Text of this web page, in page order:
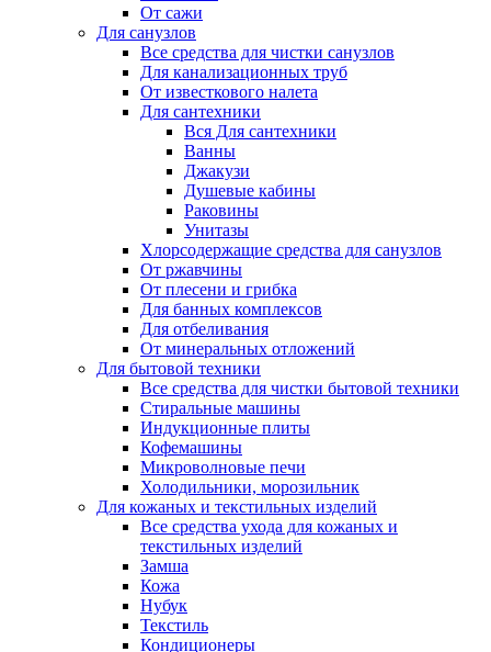
От сажи
Для санузлов
Все средства для чистки санузлов
Для канализационных труб
От известкового налета
Для сантехники
Вся Для сантехники
Ванны
Джакузи
Душевые кабины
Раковины
Унитазы
Хлорсодержащие средства для санузлов
От ржавчины
От плесени и грибка
Для банных комплексов
Для отбеливания
От минеральных отложений
Для бытовой техники
Все средства для чистки бытовой техники
Стиральные машины
Индукционные плиты
Кофемашины
Микроволновые печи
Холодильники, морозильник
Для кожаных и текстильных изделий
Все средства ухода для кожаных и
текстильных изделий
Замша
Кожа
Нубук
Текстиль
Кондиционеры